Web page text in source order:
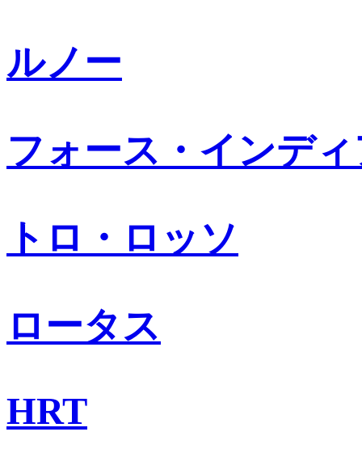
ルノー
フォース・インデ
トロ・ロッソ
ロータス
HRT